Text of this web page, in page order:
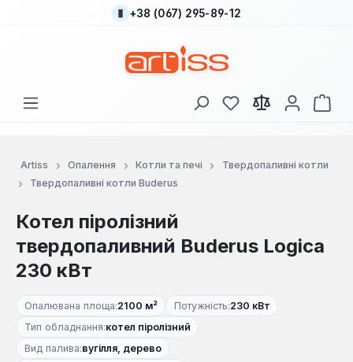
Перейти до основного вмісту
+38 (067) 295-89-12
У вас є 0 у списку
Artiss Опалення Котли та печі
Твердопаливні котли
Твердопаливні котли Buderus
Котел піролізний
твердопаливний Buderus Logica
230 кВт
Опалювана площа:2100 м² Потужність:230 кВт
Тип обладнання:котел піролізний
Вид палива:вугілля, дерево